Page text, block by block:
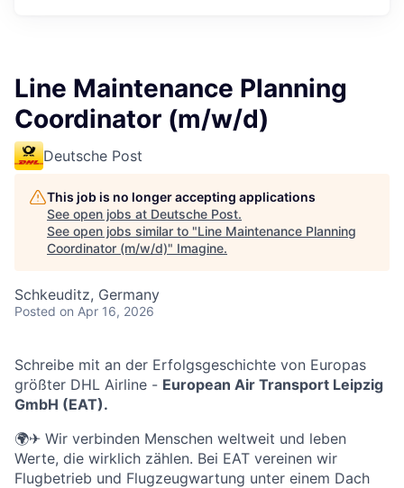
Line Maintenance Planning
Coordinator (m/w/d)
Deutsche Post
This job is no longer accepting applications
See open jobs at Deutsche Post.
See open jobs similar to "Line Maintenance Planning
Coordinator (m/w/d)" Imagine.
Schkeuditz, Germany
Posted on Apr 16, 2026
Schreibe mit an der Erfolgsgeschichte von Europas
größter DHL Airline - European Air Transport Leipzig
GmbH (EAT).
🌍✈ Wir verbinden Menschen weltweit und leben
Werte, die wirklich zählen. Bei EAT vereinen wir
Flugbetrieb und Flugzeugwartung unter einem Dach